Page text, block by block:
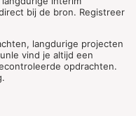
bij de bron. Registreer
langdurige projecten
vind je altijd een
opdrachten.